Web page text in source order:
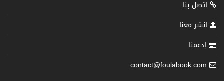
اتصل بنا
انشر معنا
إدعمنا
contact@foulabook.com